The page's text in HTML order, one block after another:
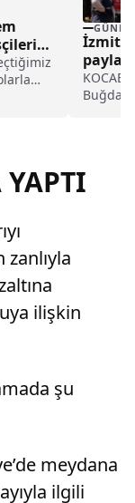
İzmit
ilişkin
şu
meydana
ilgili